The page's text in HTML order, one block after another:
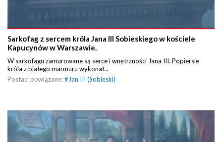
Sarkofag z sercem króla Jana III Sobieskiego w kościele
Kapucynów w Warszawie.
W sarkofagu zamurowane są serce i wnętrzności Jana III. Popiersie
króla z białego marmuru wykonał...
Postaci powiązane:# Jan III (Sobieski)